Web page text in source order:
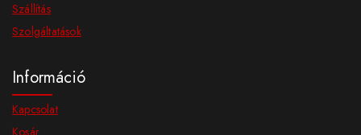
Szállítás
Szolgáltatások
Információ
Kapcsolat